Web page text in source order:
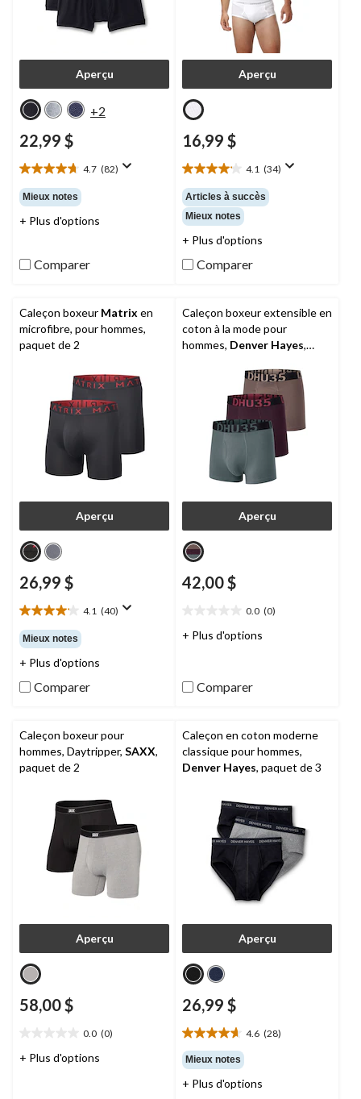
Aperçu
+2
22,99 $
4.7 (82)
4.7
étoile(s)
sur
5.
Mieux notes
+ Plus d'options
Comparer
Aperçu
16,99 $
4.1 (34)
4.1
étoile(s)
sur
5.
34
Articles à succès
Mieux notes
+ Plus d'options
Comparer
Caleçon boxeur Matrix en
microfibre, pour hommes,
paquet de 2
Aperçu
26,99 $
4.1 (40)
4.1
étoile(s)
sur
5.
40
évaluations
Mieux notes
+ Plus d'options
Comparer
Caleçon boxeur extensible en
coton à la mode pour
hommes, Denver Hayes,
Aperçu
42,00 $
0.0 (0)
étoile(s)
+ Plus d'options
Comparer
Caleçon boxeur pour
hommes, Daytripper, SAXX,
paquet de 2
Aperçu
58,00 $
0.0 (0)
étoile(s)
+ Plus d'options
Caleçon en coton moderne
classique pour hommes,
Denver Hayes, paquet de 3
Aperçu
26,99 $
4.6 (28)
4.6
étoile(s)
sur
5.
Mieux notes
+ Plus d'options